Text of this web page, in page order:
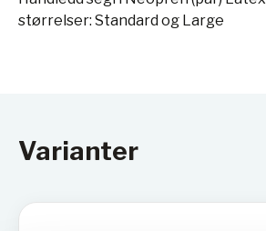
størrelser: Standard og Large
Varianter